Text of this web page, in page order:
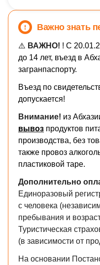
Важно знать
⚠️ ВАЖНО! ! С
до 14 лет, въезд в
загранпаспорту.
Въезд по
допускается!
Внимание! из
вывоз продуктов
производства, без
также провоз
пластиковой таре.
​Дополнительно
Единоразовый
с человека
пребывания и
Туристическая
(в зависимости от
На основании